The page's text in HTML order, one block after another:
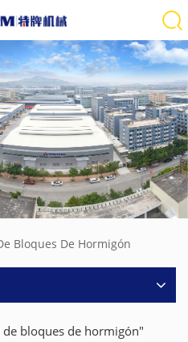
Bloques De Hormigón
bloques de hormigón"